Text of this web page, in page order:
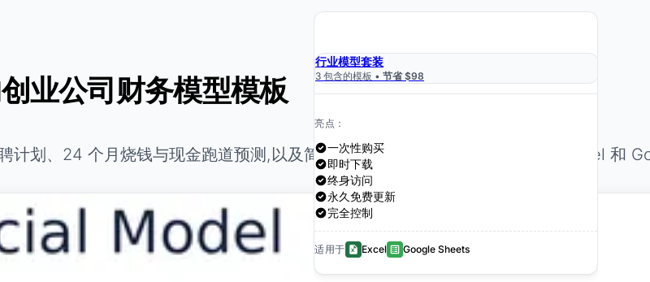
业公司财务模型模板
计划、24 个月烧钱与现金跑道预测,以及简化的股权表。同时兼容 Microsoft Excel 和
行业模型套装
3 包含的模板 • 节省 $98
亮点：
一次性购买
即时下载
终身访问
永久免费更新
完全控制
适用于 Excel Google Sheets